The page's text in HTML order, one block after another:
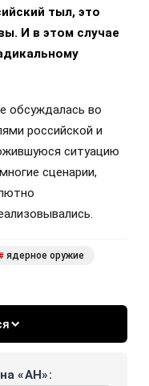
тыл, это
И в этом случае
обсуждалась во
российской и
ситуацию
сценарии,
ядерное оружие
«АН»: